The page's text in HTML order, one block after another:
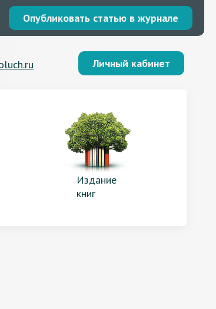
Опубликовать статью в журнале
Личный кабинет
Издание
книг